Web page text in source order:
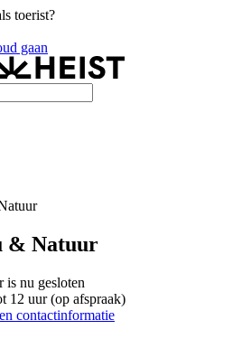
toerist?
gaan
& Natuur
is nu gesloten
12 uur (op afspraak)
contactinformatie